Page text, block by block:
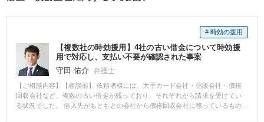
# 時効の援用
【複数社の時効援用】4社の古い借金について時効援
用で対応し、支払い不要が確認された事案
守田 佑介 弁護士
【ご相談内容】【相談前】 依頼者様には、大手カード会社・信販会社・債権
回収会社など、複数の古い借金が残っており、それぞれから請求を受けてい
る状況でした。 借入先がもともとの会社から債権回収会社に移っているもの